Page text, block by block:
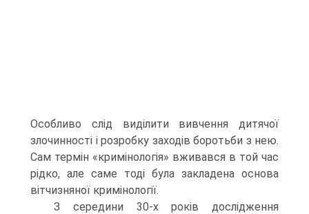
Особливо слід виділити вивчення дитячої
злочинності і розробку заходів боротьби з нею.
Сам термін «кримінологія» вживався в той час
рідко, але саме тоді була закладена основа
вітчизняної кримінології.
З середини 30-х років дослідження